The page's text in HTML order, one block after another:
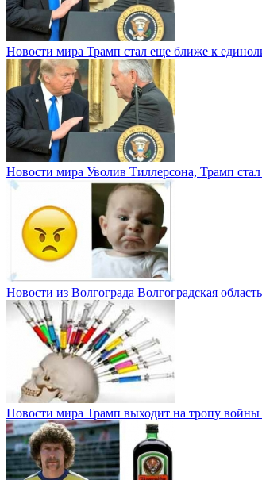
Новости мира Трамп стал еще ближе к
Новости мира Уволив Тиллерсона, Трамп
Новости из Волгограда Волгоградская
Новости мира Трамп выходит на тропу